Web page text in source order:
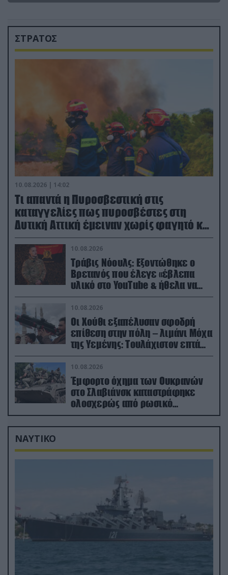
ΣΤΡΑΤΟΣ
10.08.2026 | 14:02
Τι απαντά η Πυροσβεστική στις
καταγγελίες πως πυροσβέστες στη
Δυτική Αττική έμειναν χωρίς φαγητό και
νερό
10.08.2026
Τράβις Νόουλς: Εξοντώθηκε ο
Βρετανός που έλεγε «έβλεπα
υλικό στο YouTube & ήθελα να
καθαρίσω τους Ρώσους» (βίντεο)
10.08.2026
Οι Χούθι εξαπέλυσαν σφοδρή
επίθεση στην πόλη – λιμάνι Μόχα
της Υεμένης: Toυλάχιστον επτά
νεκροί (βίντεο)
10.08.2026
Έμφορτο όχημα των Ουκρανών
στο Σλαβιάνσκ καταστράφηκε
ολοσχερώς από ρωσικό
μαχητικό μέσα στην πόλη!
(βίντεο)
ΝΑΥΤΙΚΟ